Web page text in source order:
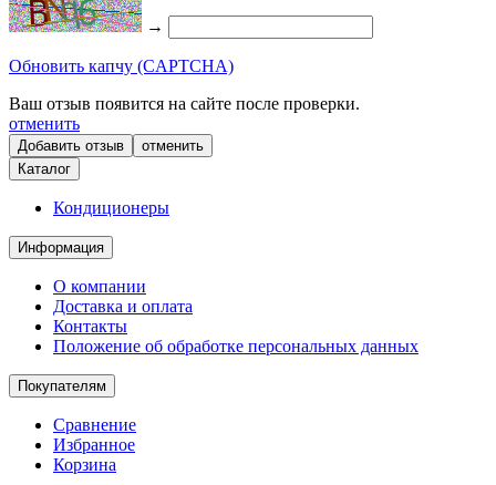
→
Обновить капчу (CAPTCHA)
Ваш отзыв появится на сайте после проверки.
отменить
отменить
Каталог
Кондиционеры
Информация
О компании
Доставка и оплата
Контакты
Положение об обработке персональных данных
Покупателям
Сравнение
Избранное
Корзина